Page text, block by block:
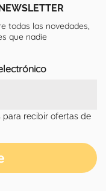
todas las novedades,
que nadie
recibir ofertas de